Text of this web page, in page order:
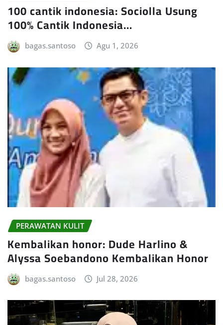
100 cantik indonesia: Sociolla Usung
100% Cantik Indonesia…
bagas.santoso Agu 1, 2026
PERAWATAN KULIT
Kembalikan honor: Dude Harlino &
Alyssa Soebandono Kembalikan Honor
bagas.santoso Jul 28, 2026